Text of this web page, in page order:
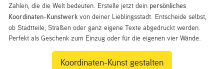
Zahlen, die die Welt bedeuten. Erstelle jetzt dein persönliches
Koordinaten-Kunstwerk von deiner Lieblingsstadt. Entscheide selbst,
ob Stadtteile, Straßen oder ganz eigene Texte abgedruckt werden.
Perfekt als Geschenk zum Einzug oder für die eigenen vier Wände.
Koordinaten-Kunst gestalten